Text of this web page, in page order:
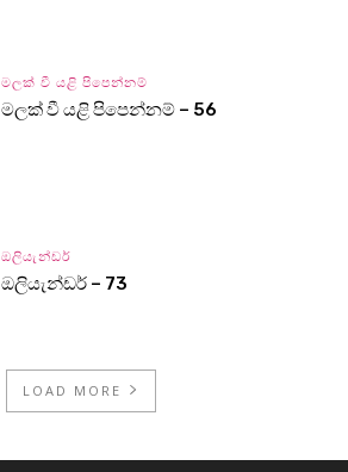
මලක් වී යළි පිපෙන්නම්
මලක් වී යළි පිපෙන්නම් – 56
ඔලියැන්ඩර්
ඔලියැන්ඩර් – 73
LOAD MORE